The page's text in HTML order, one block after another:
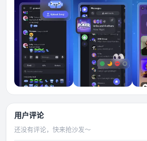
用户评论
还没有评论，快来抢沙发～